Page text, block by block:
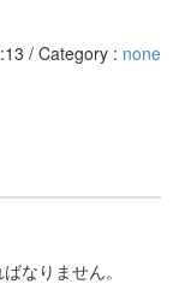
/ Category : none
なりません。